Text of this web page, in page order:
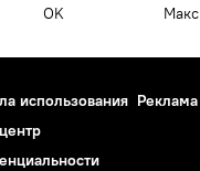
OK Макс
использования Реклама